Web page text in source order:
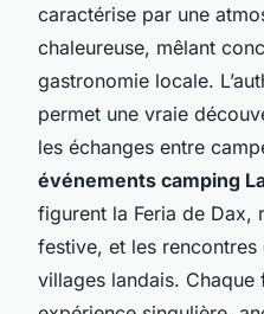
caractérise par une
chaleureuse, mêlant
gastronomie locale.
permet une vraie
les échanges entre
événements camping
figurent la Feria de Dax,
festive, et les
villages landais.